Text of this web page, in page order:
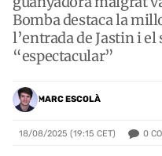
Bomba destaca la
l’entrada de Jastin i
“espectacular”
MARC ESCOLÀ
18/08/2025 (19:15 CET) 0